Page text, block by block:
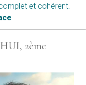
et cohérent.
2ème